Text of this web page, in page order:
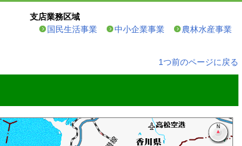
支店業務区域
国民生活事業
中小企業事業 農林水産事業
1つ前のページに戻る